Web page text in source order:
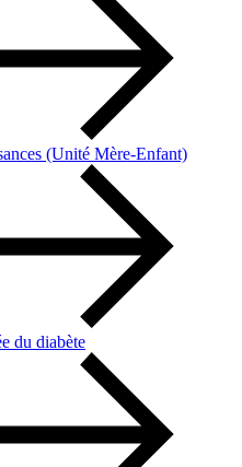
(Unité Mère-Enfant)
du diabète